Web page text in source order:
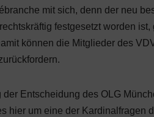
mit sich, denn der neu
festgesetzt worden
können die Mitglieder des
Entscheidung des OLG
hier um eine der Kardinalfragen